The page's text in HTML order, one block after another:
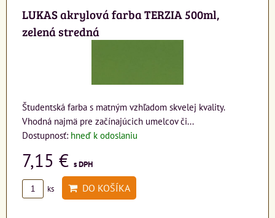
LUKAS akrylová farba TERZIA 500ml,
zelená stredná
Študentská farba s matným vzhľadom skvelej kvality.
Vhodná najmä pre začínajúcich umelcov či...
Dostupnosť: hneď k odoslaniu
7,15 € s DPH
ks DO KOŠÍKA